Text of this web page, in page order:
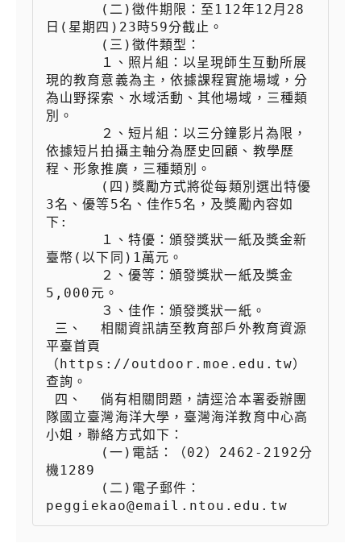
日(星期四)23時59分截止。
現的教育意義為主，依據課程實施場域，分
為山野探索、水域活動、其他場域，三種類
別。
依據短片拍攝主軸分為歷史回顧、教學歷
程、形象推廣，三種類別。
3名、優等5名、佳作5名，及獎勵內容如
下:
臺幣(以下同)1萬元。
5,000元。
平臺首頁
（https://outdoor.moe.edu.tw）
查詢。
隊國立臺灣海洋大學，臺灣海洋教育中心高
小姐，聯絡方式如下：
機1289
peggiekao@email.ntou.edu.tw